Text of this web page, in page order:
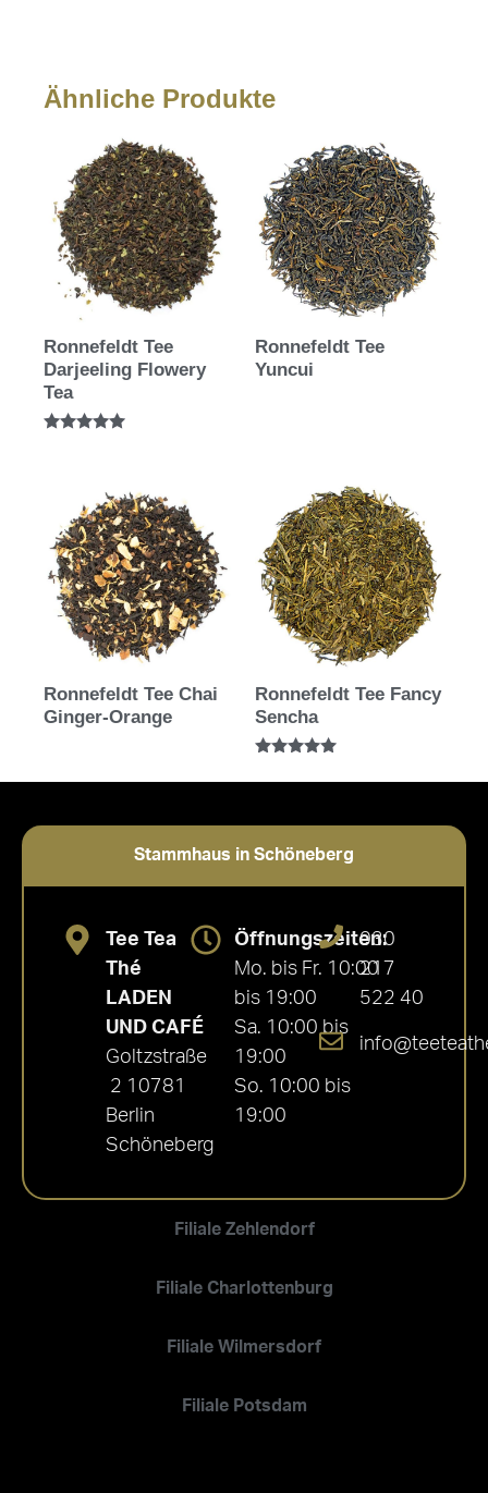
Ähnliche Produkte
Ronnefeldt Tee
Darjeeling Flowery
Tea
Ronnefeldt Tee
Yuncui
Ronnefeldt Tee Chai
Ginger-Orange
Ronnefeldt Tee Fancy
Sencha
5.00
Stammhaus in Schöneberg
Filiale Zehlendorf
Filiale Charlottenburg
Filiale Wilmersdorf
Filiale Potsdam
Tee Tea
Thé
LADEN
UND CAFÉ
Goltzstraße
2 10781
Berlin
Schöneberg
Öffnungszeiten:
Mo. bis Fr. 10:00
bis 19:00
Sa. 10:00 bis
19:00
So. 10:00 bis
19:00
030
217
522 40